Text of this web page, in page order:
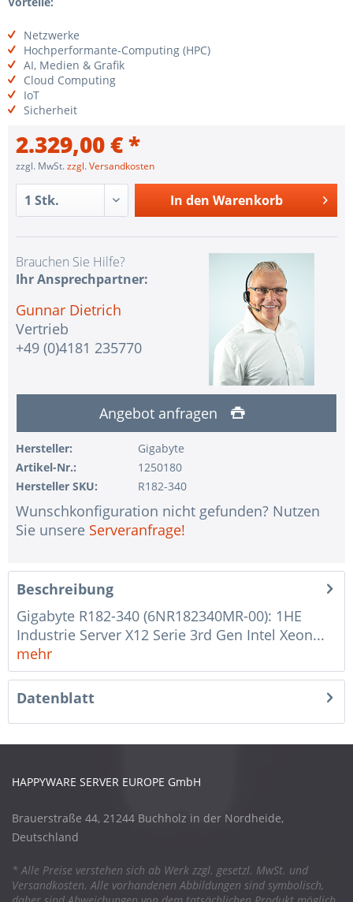
Netzwerke
Hochperformante-Computing (HPC)
AI, Medien & Grafik
Cloud Computing
IoT
Sicherheit
2.329,00 € *
zzgl. MwSt.zzgl. Versandkosten
In den Warenkorb
Brauchen Sie Hilfe?
Ihr Ansprechpartner:
Gunnar Dietrich
Vertrieb
+49 (0)4181 235770
Angebot anfragen
Hersteller:
Gigabyte
Artikel-Nr.:
1250180
Hersteller SKU:
R182-340
Wunschkonfiguration nicht gefunden? Nutzen
Sie unsere Serveranfrage!
Beschreibung
Gigabyte R182-340 (6NR182340MR-00): 1HE
Industrie Server X12 Serie 3rd Gen Intel Xeon...
mehr
Datenblatt
HAPPYWARE SERVER EUROPE GmbH
Brauerstraße 44, 21244 Buchholz in der Nordheide,
Deutschland
* Alle Preise verstehen sich ab Werk zzgl. gesetzl. MwSt. und
Versandkosten. Alle vorhandenen Abbildungen sind symbolisch,